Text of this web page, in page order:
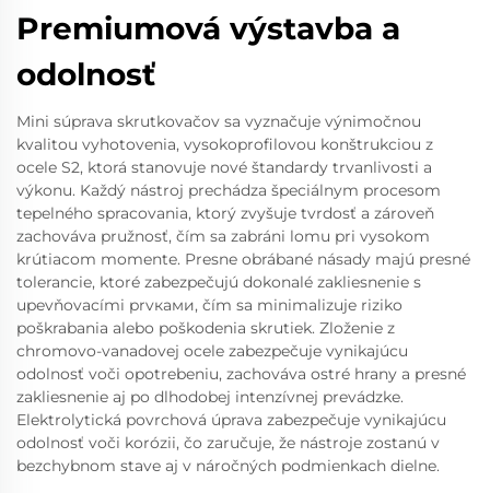
Premiumová výstavba a
odolnosť
Mini súprava skrutkovačov sa vyznačuje výnimočnou
kvalitou vyhotovenia, vysokoprofilovou konštrukciou z
ocele S2, ktorá stanovuje nové štandardy trvanlivosti a
výkonu. Každý nástroj prechádza špeciálnym procesom
tepelného spracovania, ktorý zvyšuje tvrdosť a zároveň
zachováva pružnosť, čím sa zabráni lomu pri vysokom
krútiacom momente. Presne obrábané násady majú presné
tolerancie, ktoré zabezpečujú dokonalé zakliesnenie s
upevňovacími prvками, čím sa minimalizuje riziko
poškrabania alebo poškodenia skrutiek. Zloženie z
chromovo-vanadovej ocele zabezpečuje vynikajúcu
odolnosť voči opotrebeniu, zachováva ostré hrany a presné
zakliesnenie aj po dlhodobej intenzívnej prevádzke.
Elektrolytická povrchová úprava zabezpečuje vynikajúcu
odolnosť voči korózii, čo zaručuje, že nástroje zostanú v
bezchybnom stave aj v náročných podmienkach dielne.